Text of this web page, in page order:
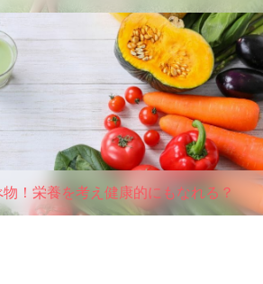
！栄養を考え健康的にもなれる？